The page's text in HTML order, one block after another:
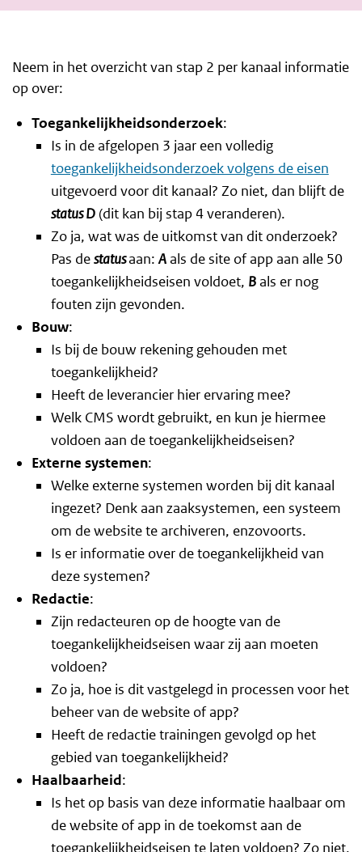
Neem in het overzicht van stap 2 per kanaal informatie
op over:
Toegankelijkheidsonderzoek:
Is in de afgelopen 3 jaar een volledig
toegankelijkheidsonderzoek volgens de eisen
uitgevoerd voor dit kanaal? Zo niet, dan blijft de
status D(dit kan bij stap 4 veranderen).
Zo ja, wat was de uitkomst van dit onderzoek?
Pas destatusaan:Aals de site of app aan alle 50
toegankelijkheidseisen voldoet, Bals er nog
fouten zijn gevonden.
Bouw:
Is bij de bouw rekening gehouden met
toegankelijkheid?
Heeft de leverancier hier ervaring mee?
Welk CMS wordt gebruikt, en kun je hiermee
voldoen aan de toegankelijkheidseisen?
Externe systemen:
Welke externe systemen worden bij dit kanaal
ingezet? Denk aan zaaksystemen, een systeem
om de website te archiveren, enzovoorts.
Is er informatie over de toegankelijkheid van
deze systemen?
Redactie:
Zijn redacteuren op de hoogte van de
toegankelijkheidseisen waar zij aan moeten
voldoen?
Zo ja, hoe is dit vastgelegd in processen voor het
beheer van de website of app?
Heeft de redactie trainingen gevolgd op het
gebied van toegankelijkheid?
Haalbaarheid:
Is het op basis van deze informatie haalbaar om
de website of app in de toekomst aan de
toegankelijkheidseisen te laten voldoen? Zo niet,